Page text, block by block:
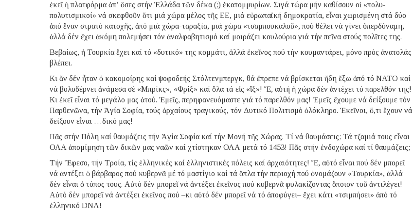
ἐκεῖ ἡ πλατφόρμα ἀπ’ ὅσες στήν Ἑλλάδα τῶν δέκα (;) ἑκατομμυρίων. Σιγά τώρα μήν καθίσουν οἱ «πολυ-
πολυτισμικοί» νά σκεφθοῦν ὅτι μιά χώρα μέλος τῆς ΕΕ, μιά εὐρωπαϊκή δημοκρατία, εἶναι χωρισμένη στά δύο
ἀπό ἕναν στρατό κατοχῆς, ἀπό μιά χώρα-ταραξία, μιά χώρα «τσαμπουκαλοῦ», πού θέλει νά γίνει ὑπερδύναμη,
ἀλλά δέν ἔχει ἀκόμη πολεμήσει τόν ἀναλφαβητισμό καί μοιράζει κουλούρια γιά τήν πεῖνα στούς πολῖτες της.
Βεβαίως, ἡ Τουρκία ἔχει καί τό «δυτικό» της κομμάτι, ἀλλά ἐκεῖνος πού τήν κουμαντάρει, μόνο πρός ἀνατολάς
βλέπει.
Κι ἄν δέν ἦταν ὁ κακομοίρης καί ψοφοδεής Στόλτενμπεργκ, θά ἔπρεπε νά βρίσκεται ἤδη ἔξω ἀπό τό ΝΑΤΟ καί
νά βολοδέρνει ἀνάμεσα σέ «Μπρίκς», «Φρίξ» καί ὅλα τά εἰς «ἴξ»! Ἔ, αὐτή ἡ χώρα δέν ἀντέχει τό παρελθόν της!
Κι ἐκεῖ εἶναι τό μεγάλο μας ἀτού. Ἐμεῖς, περηφανευόμαστε γιά τό παρελθόν μας! Ἐμεῖς ἔχουμε νά δείξουμε τόν
Παρθενῶνα, τήν Ἁγία Σοφία, τούς ἀρχαίους τραγικούς, τόν Δυτικό Πολιτισμό ὁλόκληρο. Ἐκεῖνοι, ὅ,τι ἔχουν νά
δείξουν εἶναι …δικό μας!
Πᾶς στήν Πόλη καί θαυμάζεις τήν Ἁγία Σοφία καί τήν Μονή τῆς Χώρας. Τί νά θαυμάσεις; Τά τζαμιά τους εἶναι
ΟΛΑ ἀπομίμηση τῶν δικῶν μας ναῶν καί χτίστηκαν ΟΛΑ μετά τό 1453! Πᾶς στήν ἐνδοχώρα καί τί θαυμάζεις;
Τήν Ἔφεσο, τήν Τροία, τίς ἑλληνικές καί ἑλληνιστικές πόλεις καί ἀρχαιότητες! Ἔ, αὐτό εἶναι πού δέν μπορεῖ
νά ἀντέξει ὁ βάρβαρος πού κυβερνᾶ μέ τό μαστίγιο καί τά ὅπλα τήν περιοχή πού ὀνομάζουν «Τουρκία», ἀλλά
δέν εἶναι ὁ τόπος τους. Αὐτό δέν μπορεῖ νά ἀντέξει ἐκεῖνος πού κυβερνᾶ φυλακίζοντας ὅποιον τοῦ ἀντιλέγει!
Αὐτό δέν μπορεῖ νά ἀντέξει ἐκεῖνος πού –κι αὐτό δέν μπορεῖ νά τό ἀποφύγει– ἔχει κάτι «τσιμπήσει» ἀπό τό
ἑλληνικό DNA!